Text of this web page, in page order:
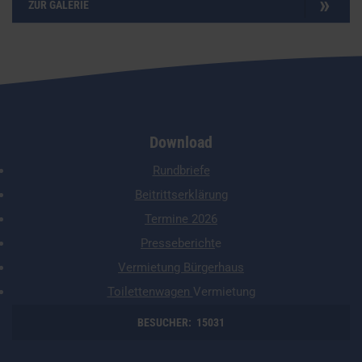
OSTERFEUER 2025
ZUR GALERIE
Download
Rundbriefe
Beitrittserklärung
Termine 2026
Presseberichte
Vermietung Bürgerhaus
Toilettenwagen Vermietung
BESUCHER: 15031